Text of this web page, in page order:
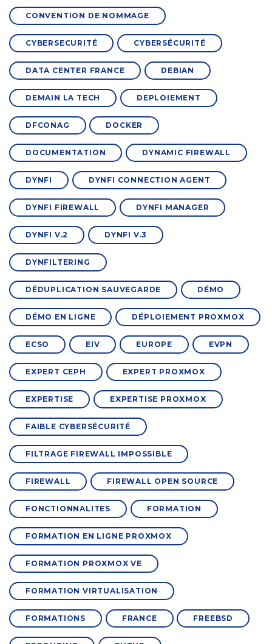
CONVENTION DE NOMMAGE
CYBERSECURITÉ CYBERSÉCURITÉ
DATA CENTER FRANCE DEBIAN
DEMAIN LA TECH DEPLOIEMENT
DFCONAG DOCKER
DOCUMENTATION DYNAMIC FIREWALL
DYNFI DYNFI CONNECTION AGENT
DYNFI FIREWALL DYNFI MANAGER
DYNFI V.2 DYNFI V.3
DYNFILTERING
DÉDUPLICATION SAUVEGARDE DÉMO
DÉMO EN LIGNE DÉPLOIEMENT PROXMOX
ECSO EIV EUROPE EVPN
EXPERT CEPH EXPERT PROXMOX
EXPERTISE EXPERTISE PROXMOX
FAIBLE CYBERSÉCURITÉ
FILTRAGE FIREWALL IMPOSSIBLE
FIREWALL FIREWALL OPEN SOURCE
FONCTIONNALITES FORMATION
FORMATION EN LIGNE PROXMOX
FORMATION PROXMOX VE
FORMATION VIRTUALISATION
FORMATIONS FRANCE FREEBSD